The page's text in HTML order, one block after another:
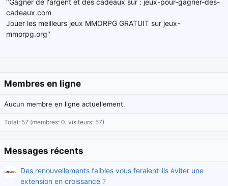
"Gagner de l'argent et des cadeaux sur : jeux-pour-gagner-des-
cadeaux.com
Jouer les meilleurs jeux MMORPG GRATUIT sur jeux-
mmorpg.org"
Membres en ligne
Aucun membre en ligne actuellement.
Total: 57 (membres: 0, visiteurs: 57)
Messages récents
Des renouvellements faibles vous feraient-ils éviter une
extension en croissance ?